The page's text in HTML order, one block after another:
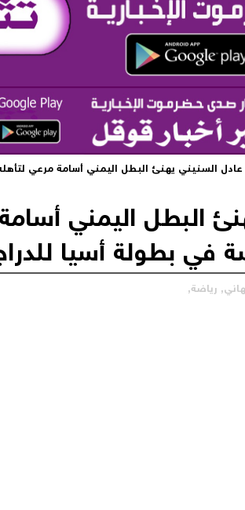
عادل السنيني يهنئ البطل اليمني أسامة مرعي
البطل اليمني
في بطولة أسيا
رياضة,